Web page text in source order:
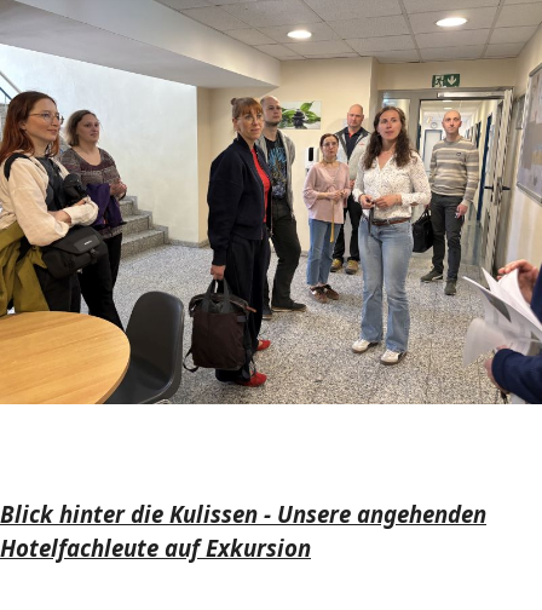
Blick hinter die Kulissen - Unsere angehenden
Hotelfachleute auf Exkursion